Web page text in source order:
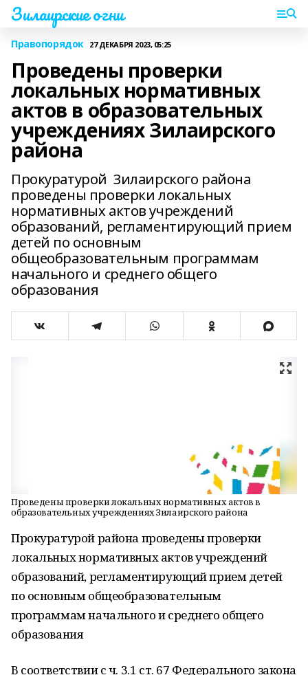
Зилаирские огни
Правопорядок 27 ДЕКАБРЯ 2023, 05:25
Проведены проверки
локальных нормативных
актов в образовательных
учреждениях Зилаирского
района
Прокуратурой Зилаирского района
проведены проверки локальных
нормативных актов учреждений
образований, регламентирующий прием
детей по основным
общеобразовательным программам
начального и среднего общего
образования
Проведены проверки локальных нормативных актов в
образовательных учреждениях Зилаирского района
Прокуратурой района проведены проверки
локальных нормативных актов учреждений
образований, регламентирующий прием детей
по основным общеобразовательным
программам начального и среднего общего
образования
В соответствии с ч. 3.1 ст. 67 Федерального закона